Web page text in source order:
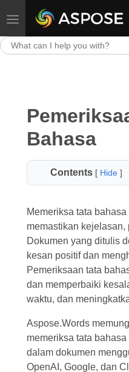
Toggle navigation
Bahasa
Contents [ Hide]
Memeriksa tata
memastikan
Dokumen yang ditulis
kesan positif dan
Pemeriksaan tata
dan memperbaiki
waktu, dan
Aspose.Words
memeriksa tata
dalam dokumen
OpenAI, Google, dan